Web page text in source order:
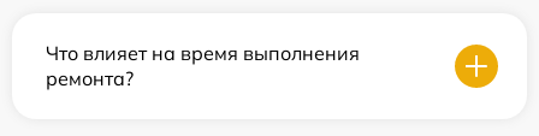
Что влияет на время выполнения
ремонта?